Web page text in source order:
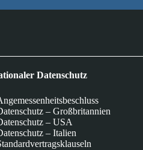
Datenschutz
– Großbritannien
– USA
– Italien